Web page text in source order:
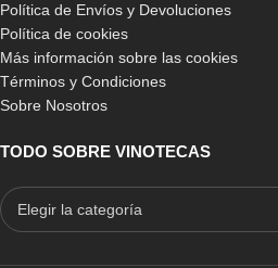
Política de Envíos y Devoluciones
Política de cookies
Más información sobre las cookies
Términos y Condiciones
Sobre Nosotros
TODO SOBRE VINOTECAS